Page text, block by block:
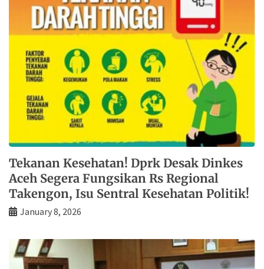
Tekanan Kesehatan! Dprk Desak Dinkes
Aceh Segera Fungsikan Rs Regional
Takengon, Isu Sentral Kesehatan Politik!
January 8, 2026